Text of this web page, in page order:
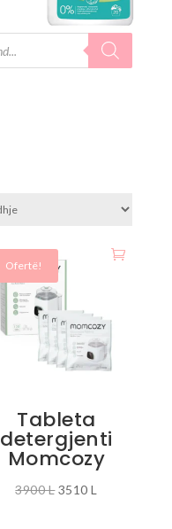
Ofertë!
Tableta
detergjenti
Momcozy
3900L Çmimi
3510L